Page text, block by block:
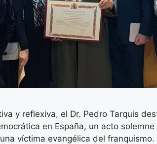
y reflexiva, el Dr. Pedro Tarquis
en España, un acto
víctima evangélica del